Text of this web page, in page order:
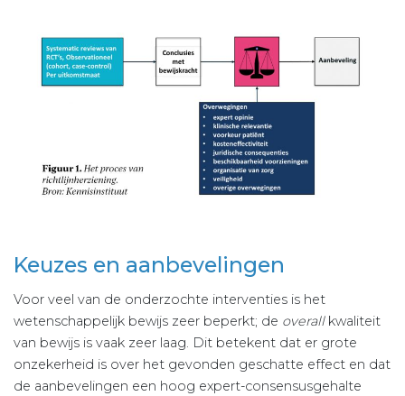
Keuzes en aanbevelingen
Voor veel van de onderzochte interventies is het
wetenschappelijk bewijs zeer beperkt; de overallkwaliteit
van bewijs is vaak zeer laag. Dit betekent dat er grote
onzekerheid is over het gevonden geschatte effect en dat
de aanbevelingen een hoog expert-consensusgehalte